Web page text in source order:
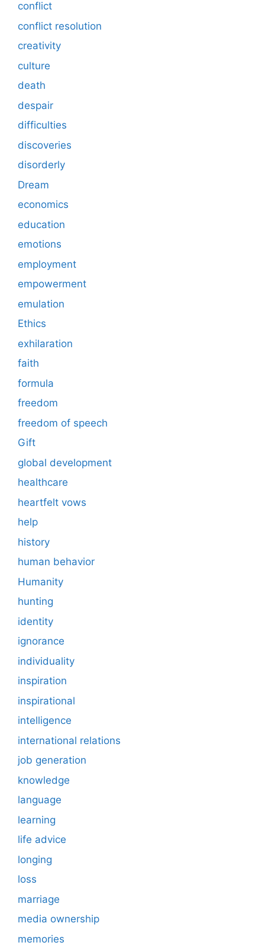
conflict
conflict resolution
creativity
culture
death
despair
difficulties
discoveries
disorderly
Dream
economics
education
emotions
employment
empowerment
emulation
Ethics
exhilaration
faith
formula
freedom
freedom of speech
Gift
global development
healthcare
heartfelt vows
help
history
human behavior
Humanity
hunting
identity
ignorance
individuality
inspiration
inspirational
intelligence
international relations
job generation
knowledge
language
learning
life advice
longing
loss
marriage
media ownership
memories